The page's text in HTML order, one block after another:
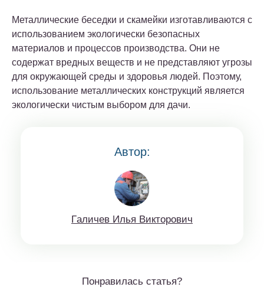
Металлические беседки и скамейки изготавливаются с
использованием экологически безопасных
материалов и процессов производства. Они не
содержат вредных веществ и не представляют угрозы
для окружающей среды и здоровья людей. Поэтому,
использование металлических конструкций является
экологически чистым выбором для дачи.
Автор:
Гaличeв Илья Виктoрoвич
Понравилась статья?